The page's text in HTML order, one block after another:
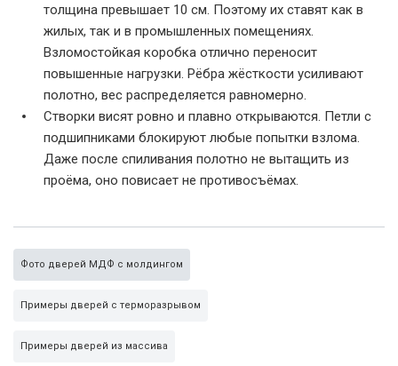
толщина превышает 10 см. Поэтому их ставят как в
жилых, так и в промышленных помещениях.
Взломостойкая коробка отлично переносит
повышенные нагрузки. Рёбра жёсткости усиливают
полотно, вес распределяется равномерно.
Створки висят ровно и плавно открываются. Петли с
подшипниками блокируют любые попытки взлома.
Даже после спиливания полотно не вытащить из
проёма, оно повисает не противосъёмах.
Фото дверей МДФ с молдингом
Примеры дверей с терморазрывом
Примеры дверей из массива